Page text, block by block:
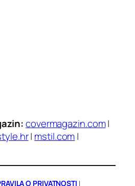
covermagazin.com|
| mstil.com|
O PRIVATNOSTI |